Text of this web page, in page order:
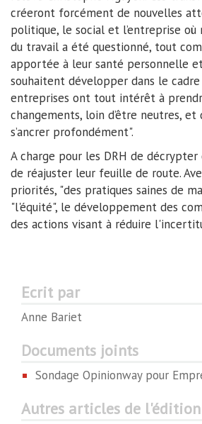
créeront forcément de nouvelles
politique, le social et l’entreprise
du travail a été questionné, tout
apportée à leur santé personnelle
souhaitent développer dans le
entreprises ont tout intérêt à
changements, loin d’être neutres, et
s’ancrer profondément".
A charge pour les DRH de décrypter
de réajuster leur feuille de route.
priorités, "des pratiques saines de
"l'équité", le développement des
des actions visant à réduire
Ecrit par
Anne Bariet
Documents joints
Sondage Opinionway pour
Autres articles de l'édition